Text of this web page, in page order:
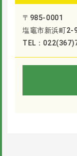
〒985-0001
塩竈市新浜町
TEL：